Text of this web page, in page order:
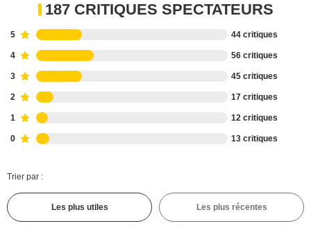
187 CRITIQUES SPECTATEURS
5 44 critiques
4 56 critiques
3 45 critiques
2 17 critiques
1 12 critiques
0 13 critiques
Trier par :
Les plus utiles Les plus récentes